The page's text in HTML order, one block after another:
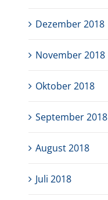
Dezember 2018
November 2018
Oktober 2018
September 2018
August 2018
Juli 2018